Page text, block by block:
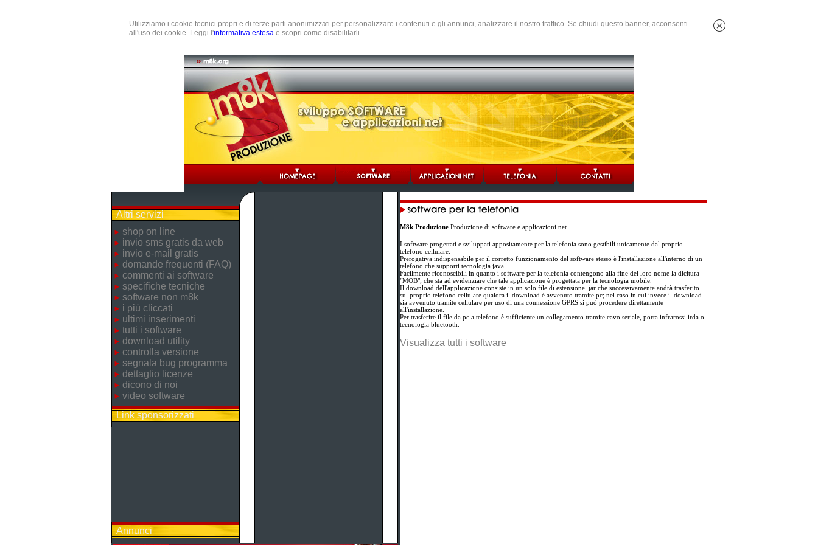
Utilizziamo i cookie tecnici propri e di terze parti anonimizzati per personalizzare i contenuti e gli annunci, analizzare il nostro traffico. Se chiudi questo banner, acconsenti
all'uso dei cookie. Leggi l'informativa estesa e scopri come disabilitarli.
Altri servizi
shop on line
invio sms gratis da web
invio e-mail gratis
domande frequenti (FAQ)
commenti ai software
specifiche tecniche
software non m8k
i più cliccati
ultimi inserimenti
tutti i software
download utility
controlla versione
segnala bug programma
dettaglio licenze
dicono di noi
video software
Link sponsorizzati
Annunci
M8k ProduzioneProduzione di software e applicazioni net.
I software progettati e sviluppati appositamente per la telefonia sono gestibili unicamente dal proprio
telefono cellulare.
Prerogativa indispensabile per il corretto funzionamento del software stesso è l'installazione all'interno di un
telefono che supporti tecnologia java.
Facilmente riconoscibili in quanto i software per la telefonia contengono alla fine del loro nome la dicitura
"MOB"; che sta ad evidenziare che tale applicazione è progettata per la tecnologia mobile.
Il download dell'applicazione consiste in un solo file di estensione .jar che successivamente andrà trasferito
sul proprio telefono cellulare qualora il download è avvenuto tramite pc; nel caso in cui invece il download
sia avvenuto tramite cellulare per uso di una connessione GPRS si può procedere direttamente
all'installazione.
Per trasferire il file da pc a telefono è sufficiente un collegamento tramite cavo seriale, porta infrarossi irda o
tecnologia bluetooth.
Visualizza tutti i software